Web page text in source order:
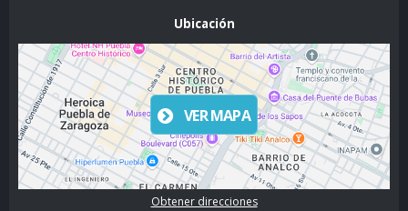
Ubicación
VER MAPA
Obtener direcciones